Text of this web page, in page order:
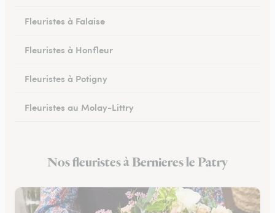
Fleuristes à Falaise
Fleuristes à Honfleur
Fleuristes à Potigny
Fleuristes au Molay-Littry
Fleuristes à Saint-Martin-de-Fontenay
Nos fleuristes à Bernieres le Patry